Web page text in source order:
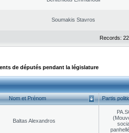
Soumakis Stavros
Records:
de députés pendant la législature
Nom et Prénom Partis
Baltas Alexandros